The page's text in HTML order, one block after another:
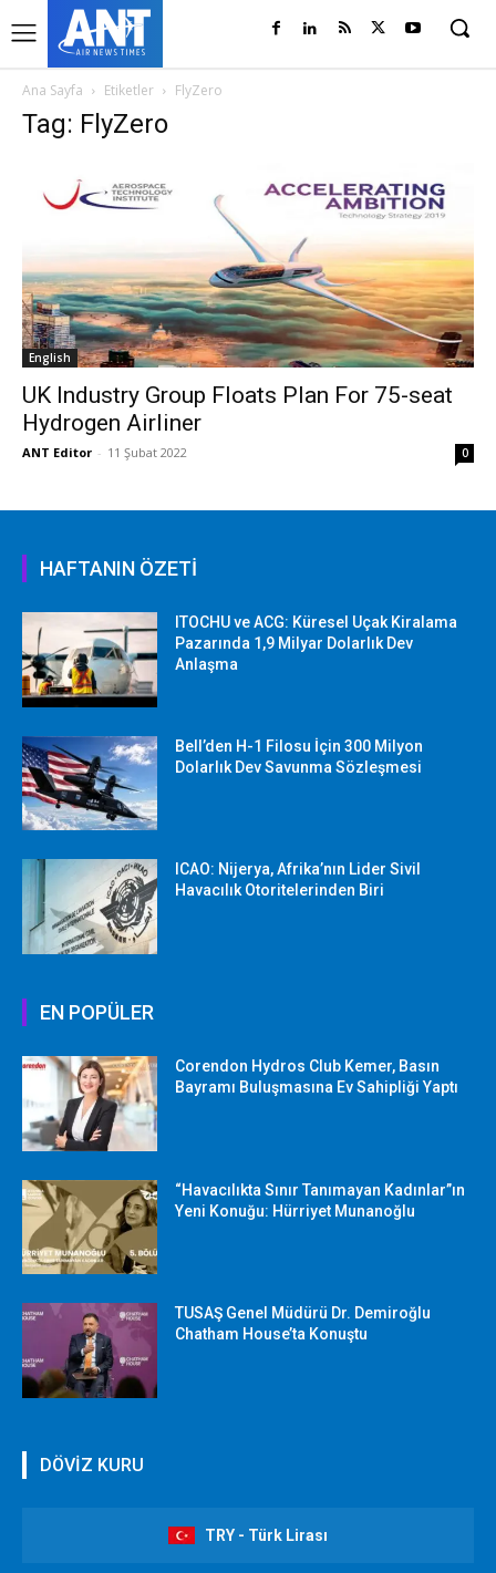
Ana Sayfa Etiketler FlyZero
Tag: FlyZero
English
UK Industry Group Floats Plan For 75-seat
Hydrogen Airliner
ANT Editor - 11 Şubat 2022 0
HAFTANIN ÖZETİ
ITOCHU ve ACG: Küresel Uçak Kiralama
Pazarında 1,9 Milyar Dolarlık Dev
Anlaşma
Bell’den H-1 Filosu İçin 300 Milyon
Dolarlık Dev Savunma Sözleşmesi
ICAO: Nijerya, Afrika’nın Lider Sivil
Havacılık Otoritelerinden Biri
EN POPÜLER
Corendon Hydros Club Kemer, Basın
Bayramı Buluşmasına Ev Sahipliği Yaptı
“Havacılıkta Sınır Tanımayan Kadınlar”ın
Yeni Konuğu: Hürriyet Munanoğlu
TUSAŞ Genel Müdürü Dr. Demiroğlu
Chatham House’ta Konuştu
DÖVİZ KURU
TRY - Türk Lirası